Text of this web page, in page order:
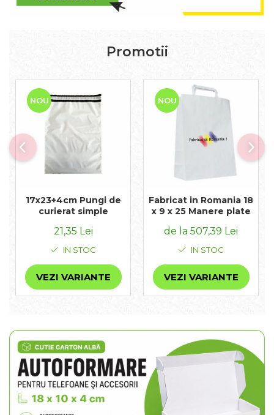
Promotii
NOU
17x23+4cm Pungi de
curierat simple
21,35 Lei
IN STOC
VEZI VARIANTE
NOU
Fabricat in Romania 18
x 9 x 25 Manere plate
de la 507,39 Lei
IN STOC
VEZI VARIANTE